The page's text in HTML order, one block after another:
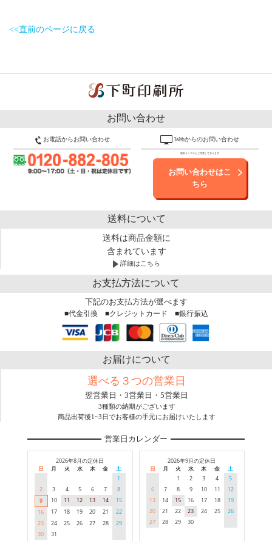
<<直前のページに戻る
お問い合わせ
お電話からお問い合わせ Webからのお問い合わせ
無料サンプルもご用意しております
お問い合わせはこ
ちら
送料について
送料は商品金額に
含まれています
詳細はこちら
お支払方法について
下記のお支払方法が選べます
■代金引換 ■クレジットカード ■銀行振込
お届けについて
選べる３つの営業日
翌営業日・3営業日・5営業日
3種類の納期がございます
商品出荷後1~3日でお客様の手元にお届けいたします
営業日カレンダー
2026年8月の定休日
日
月 火 水 木 金
土
1
2
3 4 5 6 7
8
9
10 11 12 13 14
15
16
17 18 19 20 21
22
23
24 25 26 27 28
29
30
31
2026年9月の定休日
日
月 火 水 木 金
土
1
2 3 4
5
6
7 8 9 10 11
12
13
14 15 16 17 18
19
20
21 22 23 24 25
26
27
28 29 30